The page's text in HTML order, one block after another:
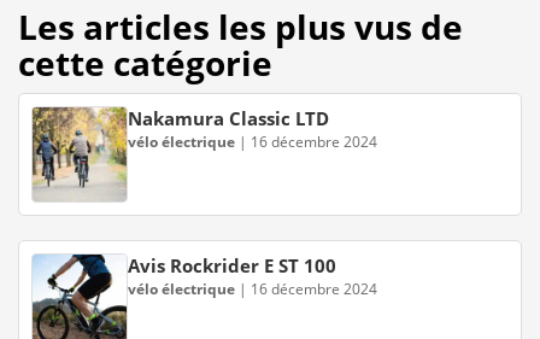
Les articles les plus vus de
cette catégorie
Nakamura Classic LTD
vélo électrique | 16 décembre 2024
Avis Rockrider E ST 100
vélo électrique | 16 décembre 2024